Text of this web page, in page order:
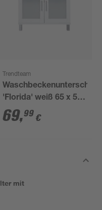
Trendteam
'Florida' weiß 65 x 56
x 33 cm
69,99 €
mit